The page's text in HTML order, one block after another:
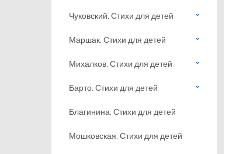
Чуковский. Стихи для детей
Маршак. Стихи для детей
Михалков. Стихи для детей
Барто. Стихи для детей
Благинина. Стихи для детей
Мошковская. Стихи для детей